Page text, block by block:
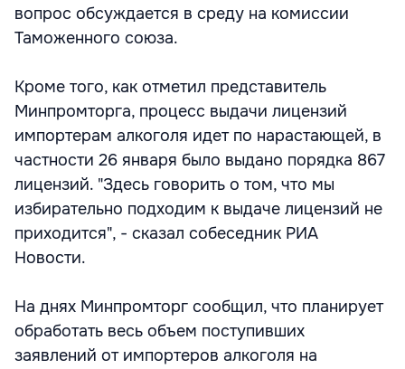
вопрос обсуждается в среду на комиссии
Таможенного союза.
Кроме того, как отметил представитель
Минпромторга, процесс выдачи лицензий
импортерам алкоголя идет по нарастающей, в
частности 26 января было выдано порядка 867
лицензий. "Здесь говорить о том, что мы
избирательно подходим к выдаче лицензий не
приходится", - сказал собеседник РИА
Новости.
На днях Минпромторг сообщил, что планирует
обработать весь объем поступивших
заявлений от импортеров алкоголя на